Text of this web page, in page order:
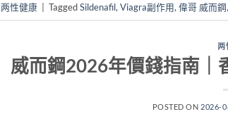
两性健康 TaggedSildenafil,Viagra副作用,偉哥 威而鋼,
两
威而鋼2026年價錢指南｜
POSTED ON 2026-